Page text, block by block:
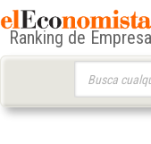
Ranking de